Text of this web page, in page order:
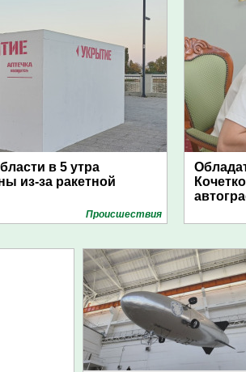
в 5 утра
из-за ракетной
Проиcшествия